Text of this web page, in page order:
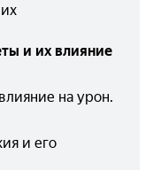
и их влияние
на урон.
и его